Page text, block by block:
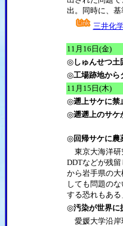
出。同時に、
三井化
11月16日(金)
◎しゅんせつ土
◎工場跡地か
11月15日(木)
◎遡上サケに禁
◎遡遡上のサケ
◎回帰サケに農
東京大海洋研
DDTなどが残
から岩手県の
しても問題の
する恐れもある
◎汚染が世界に
愛媛大学沿岸